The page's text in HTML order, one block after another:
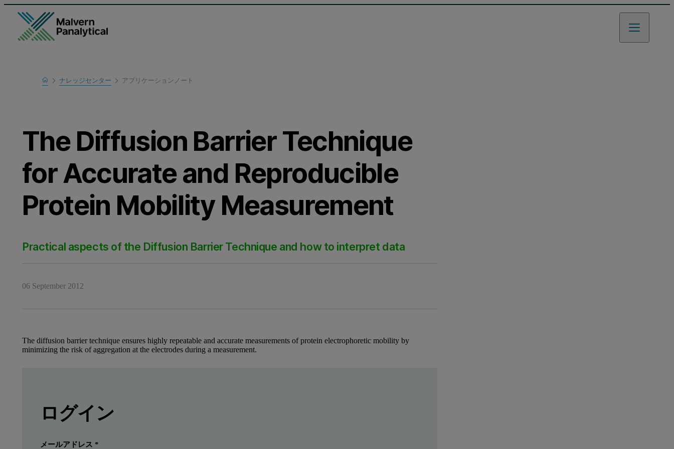
Home
Learn
ナレッジセンター アプリケーションノート
The Diffusion Barrier Technique
for Accurate and Reproducible
Protein Mobility Measurement
Practical aspects of the Diffusion Barrier Technique and how to interpret data
06 September 2012
The diffusion barrier technique ensures highly repeatable and accurate measurements of protein electrophoretic mobility by
minimizing the risk of aggregation at the electrodes during a measurement.
The diffusion barrier technique is a method for reliably measuring the electrophoretic mobility of proteins by minimising the impact of the measurement
ログイン
メールアドレス *